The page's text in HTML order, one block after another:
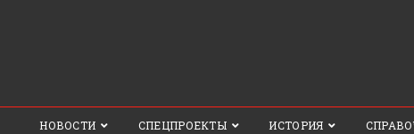
НОВОСТИ СПЕЦПРОЕКТЫ ИСТОРИЯ